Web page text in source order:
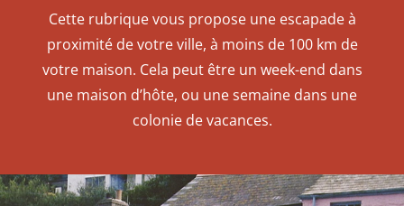
Cette rubrique vous propose une escapade à
proximité de votre ville, à moins de 100 km de
votre maison. Cela peut être un week-end dans
une maison d’hôte, ou une semaine dans une
colonie de vacances.